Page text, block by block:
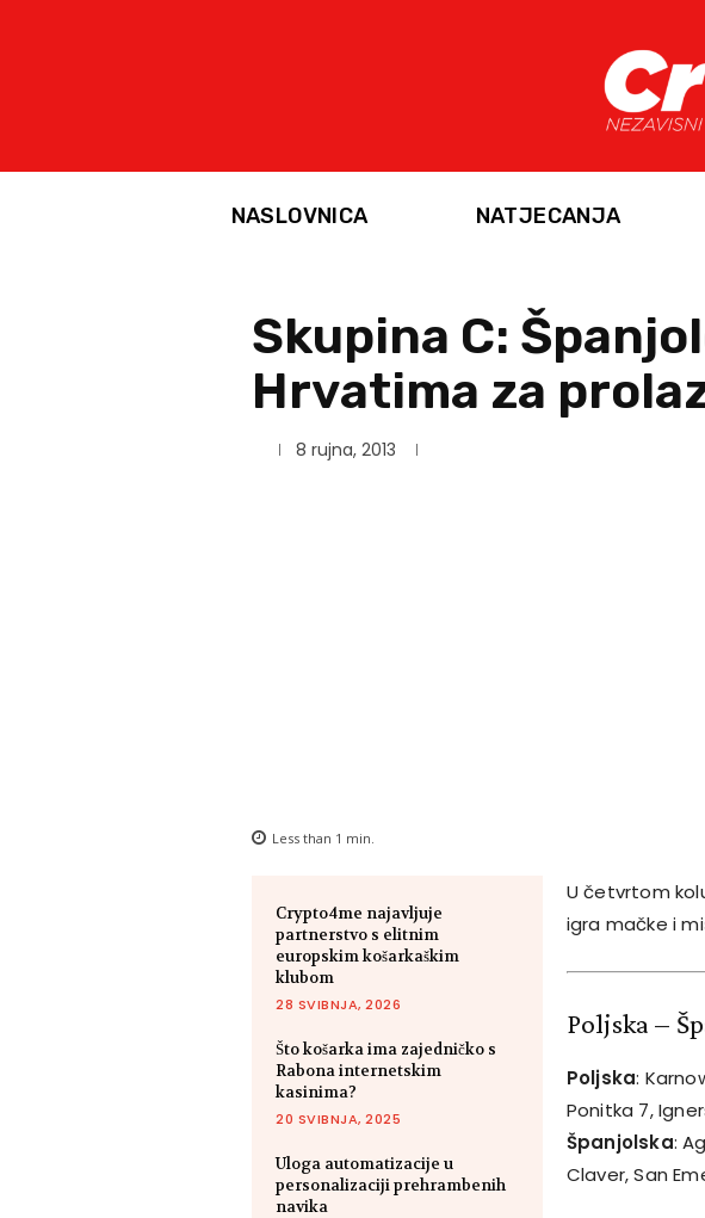
NASLOVNICA NATJECANJA
Skupina C:
Hrvatima za
8 rujna, 2013
Less than 1 min.
Crypto4me najavljuje
partnerstvo s elitnim
europskim košarkaškim
klubom
28 SVIBNJA, 2026
Što košarka ima zajedničko s
Rabona internetskim
kasinima?
20 SVIBNJA, 2025
Uloga automatizacije u
personalizaciji prehrambenih
navika
U četvrtom
igra mačke i
Poljska –
Poljska:
Ponitka 7,
Španjolska:
Claver, San